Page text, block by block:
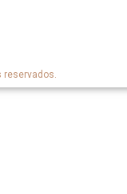
reservados.